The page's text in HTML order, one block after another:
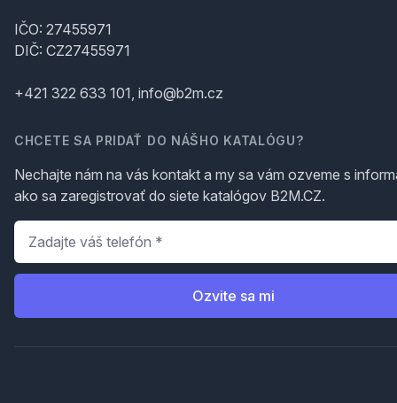
IČO: 27455971
DIČ: CZ27455971
+421 322 633 101, info@b2m.cz
CHCETE SA PRIDAŤ DO NÁŠHO KATALÓGU?
Nechajte nám na vás kontakt a my sa vám ozveme s
ako sa zaregistrovať do siete katalógov B2M.CZ.
Telefón
Ozvite sa mi